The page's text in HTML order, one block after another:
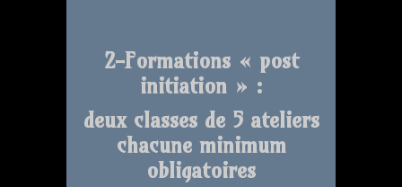
2-Formations « post
initiation » :
deux classes de 5 ateliers
chacune minimum
obligatoires